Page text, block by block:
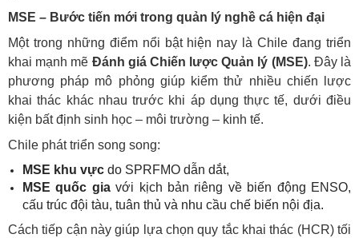
MSE – Bước tiến mới trong quản lý nghề cá hiện đại
Một trong những điểm nổi bật hiện nay là Chile đang triển
khai mạnh mẽ Đánh giá Chiến lược Quản lý (MSE). Đây là
phương pháp mô phỏng giúp kiểm thử nhiều chiến lược
khai thác khác nhau trước khi áp dụng thực tế, dưới điều
kiện bất định sinh học – môi trường – kinh tế.
Chile phát triển song song:
MSE khu vực do SPRFMO dẫn dắt,
MSE quốc giavới kịch bản riêng về biến động ENSO,
cấu trúc đội tàu, tuân thủ và nhu cầu chế biến nội địa.
Cách tiếp cận này giúp lựa chọn quy tắc khai thác (HCR) tối